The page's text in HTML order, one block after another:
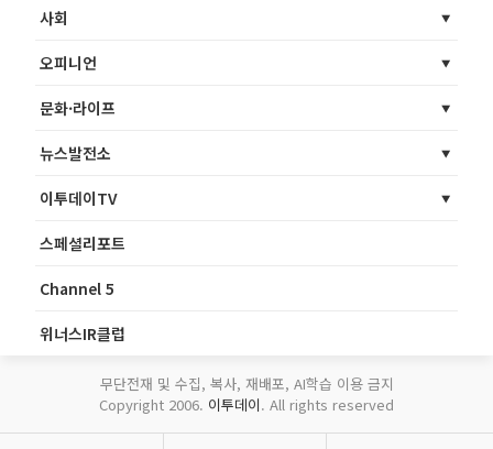
사회
오피니언
문화·라이프
뉴스발전소
이투데이TV
스페셜리포트
Channel 5
위너스IR클럽
무단전재 및 수집, 복사, 재배포, AI학습 이용 금지
Copyright 2006. 이투데이. All rights reserved